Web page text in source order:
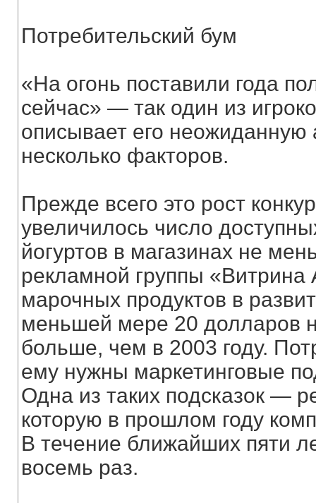
Потребительский бум
«На огонь поставили года
сейчас» — так один из
описывает его
несколько факторов.
Прежде всего это рост
увеличилось число
йогуртов в магазинах не
рекламной группы «Витрина
марочных продуктов в
меньшей мере 20 долларов
больше, чем в 2003 году.
ему нужны маркетинговые
Одна из таких подсказок —
которую в прошлом году
В течение ближайших пяти
восемь раз.